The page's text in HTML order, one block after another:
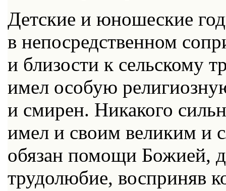
Детские и юношеские
в непосредственном
и близости к сельскому
имел особую
и смирен. Никакого
имел и своим великим и
обязан помощи Божией,
трудолюбие, восприняв